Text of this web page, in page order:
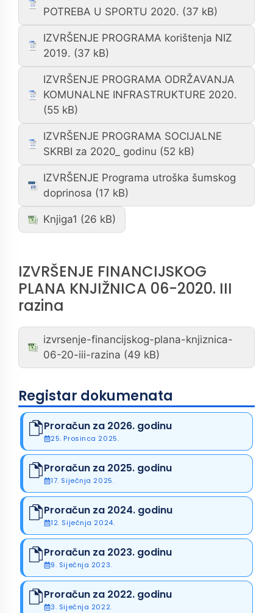
POTREBA U SPORTU 2020.
IZVRŠENJE PROGRAMA korištenja NIZ
2019.
IZVRŠENJE PROGRAMA ODRŽAVANJA
KOMUNALNE INFRASTRUKTURE 2020.
IZVRŠENJE PROGRAMA SOCIJALNE
SKRBI za 2020_ godinu
IZVRŠENJE Programa utroška šumskog
doprinosa
Knjiga1
IZVRŠENJE FINANCIJSKOG
PLANA KNJIŽNICA 06-2020. III
razina
izvrsenje-financijskog-plana-knjiznica-
06-20-iii-razina
Registar dokumenata
Proračun za 2026. godinu
25. Prosinca 2025.
Proračun za 2025. godinu
17. Siječnja 2025.
Proračun za 2024. godinu
12. Siječnja 2024.
Proračun za 2023. godinu
9. Siječnja 2023.
Proračun za 2022. godinu
3. Siječnja 2022.